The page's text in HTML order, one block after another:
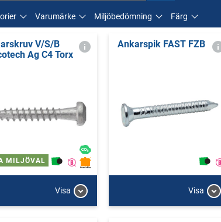
Varumärke Miljöbedömning Färg
V/S/B
Ag C4 Torx
MILJÖVAL
Visa
Ankarspik FAST FZB
Visa